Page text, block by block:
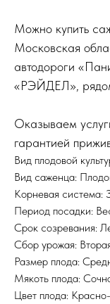
Можно купить
Московская
автодороги
«РЭЙДЕЛ»,
Оказываем
гарантией
Вид плодовой
Вид саженца:
Корневая система:
Период посадки:
Срок созревания:
Сбор урожая:
Размер плода:
Мякоть плода:
Цвет плода: